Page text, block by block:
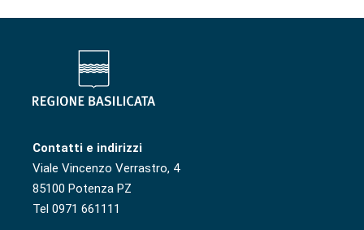
Contatti e indirizzi
Viale Vincenzo Verrastro, 4
85100 Potenza PZ
Tel 0971 661111